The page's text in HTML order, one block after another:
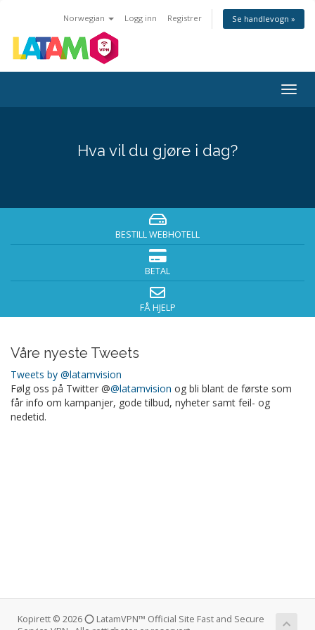
Norwegian Logg inn Registrer Se handlevogn »
Bytt
Hva vil du gjøre i dag?
BESTILL WEBHOTELL
BETAL
FÅ HJELP
Våre nyeste Tweets
Tweets by @latamvision
Følg oss på Twitter @@latamvision og bli blant de første som
får info om kampanjer, gode tilbud, nyheter samt feil- og
nedetid.
Kopirett © 2026 ⭕ LatamVPN™ Official Site Fast and Secure